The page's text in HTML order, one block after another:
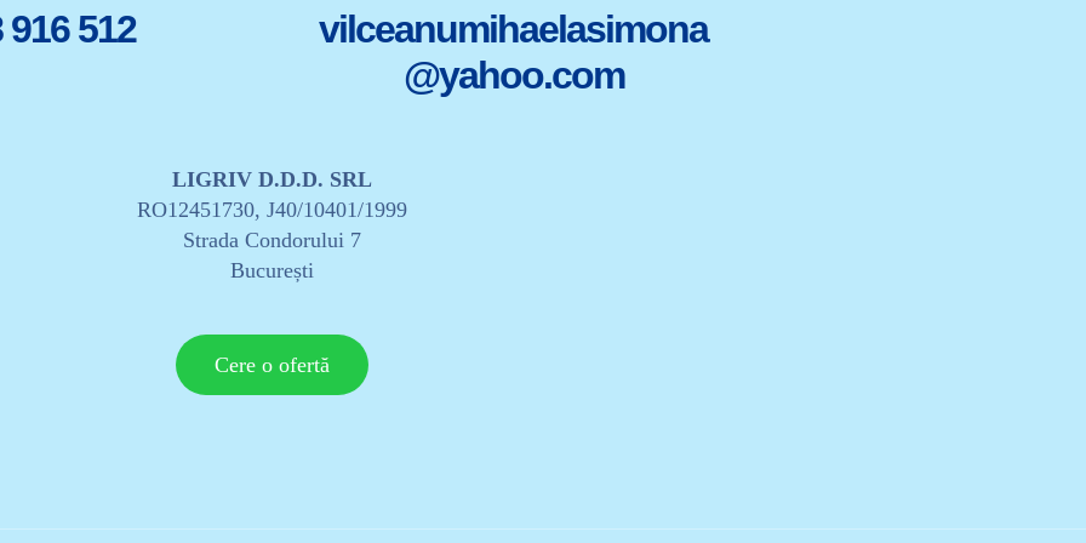
916 512
vilceanumihaelasimona
@yahoo.com
LIGRIV D.D.D. SRL
RO12451730, J40/10401/1999
Strada Condorului 7
București
Cere o ofertă